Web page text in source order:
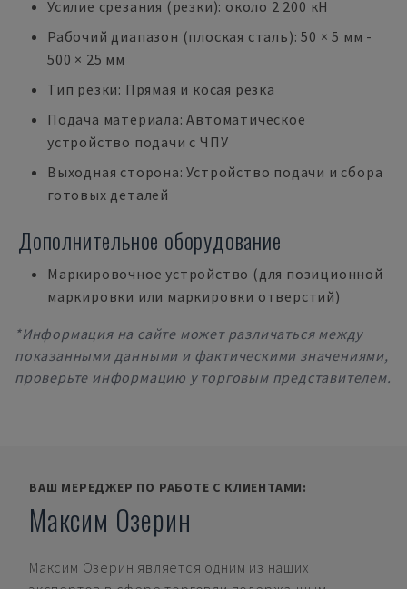
Усилие срезания (резки): около 2 200 кН
Рабочий диапазон (плоская сталь): 50 × 5 мм -
500 × 25 мм
Тип резки: Прямая и косая резка
Подача материала: Автоматическое
устройство подачи с ЧПУ
Выходная сторона: Устройство подачи и сбора
готовых деталей
Дополнительное оборудование
Маркировочное устройство (для позиционной
маркировки или маркировки отверстий)
*Информация на сайте может различаться между
показанными данными и фактическими значениями,
проверьте информацию у торговым представителем.
ВАШ МЕРЕДЖЕР ПО РАБОТЕ С КЛИЕНТАМИ:
Максим Озерин
Максим Озерин является одним из наших